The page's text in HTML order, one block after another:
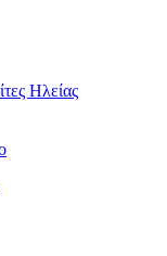
Ηλείας